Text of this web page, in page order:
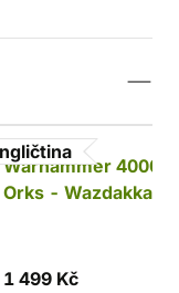
Warhammer 40000:
Orks - Wazdakka
1 499 Kč